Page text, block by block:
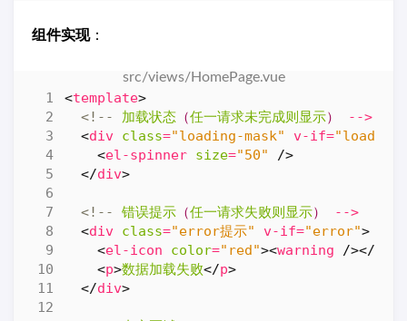
组件实现：
<template>
<!--
加载状态 （任一请求未完成则显示）
-->
<div class="loading-mask" v-if=
<el-spinner size="50"
/>
</div>
<!-- 错误提示 （任一请求失败则显示）
-->
<div class="error提示" v-if="error">
<el-icon color="red"><warning /></
<p>数据加载失败</p>
</div>